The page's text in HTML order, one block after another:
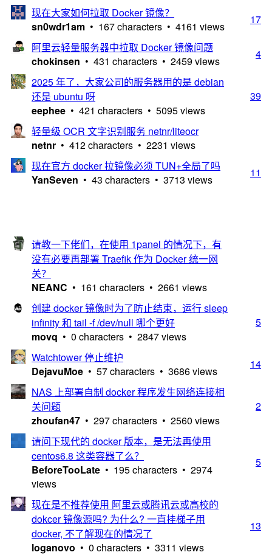
现在大家如何拉取 Docker 镜像？
sn0wdr1am • 167 characters • 4161 views
17
阿里云轻量服务器中拉取 Docker 镜像问题
chokinsen • 431 characters • 2459 views
4
2025 年了，大家公司的服务器用的是 debian
还是 ubuntu 呀
eephee • 421 characters • 5095 views
39
轻量级 OCR 文字识别服务 netnr/liteocr
netnr • 412 characters • 2231 views
现在官方 docker 拉镜像必须 TUN+全局了吗
YanSeven • 43 characters • 3713 views
11
请教一下佬们，在使用 1panel 的情况下，有
没有必要再部署 Traefik 作为 Docker 统一网
关？
NEANC • 161 characters • 2661 views
创建 docker 镜像时为了防止结束，运行 sleep
infinity 和 tail -f /dev/null 哪个更好
movq • 0 characters • 2847 views
5
Watchtower 停止维护
DejavuMoe • 57 characters • 3686 views
14
NAS 上部署自制 docker 程序发生网络连接相
关问题
zhoufan47 • 297 characters • 2560 views
2
请问下现代的 docker 版本，是无法再使用
centos6.8 这类容器了么？
BeforeTooLate • 195 characters • 2974
views
5
现在是不推荐使用 阿里云或腾讯云或高校的
dokcer 镜像源吗? 为什么? 一直挂梯子用
docker, 不了解现在的情况了
loganovo • 0 characters • 3311 views
13